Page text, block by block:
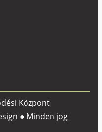
Központ
● Minden jog